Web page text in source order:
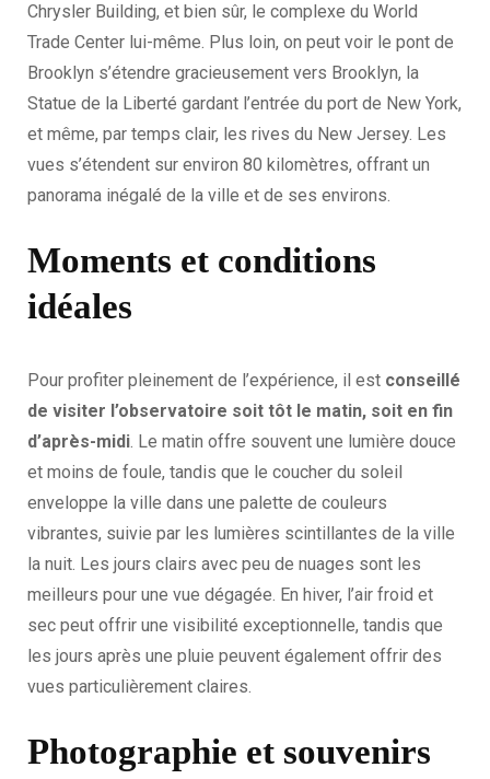
Chrysler Building, et bien sûr, le complexe du World
Trade Center lui-même. Plus loin, on peut voir le pont de
Brooklyn s’étendre gracieusement vers Brooklyn, la
Statue de la Liberté gardant l’entrée du port de New York,
et même, par temps clair, les rives du New Jersey. Les
vues s’étendent sur environ 80 kilomètres, offrant un
panorama inégalé de la ville et de ses environs.
Moments et conditions
idéales
Pour profiter pleinement de l’expérience, il est conseillé
de visiter l’observatoire soit tôt le matin, soit en fin
d’après-midi. Le matin offre souvent une lumière douce
et moins de foule, tandis que le coucher du soleil
enveloppe la ville dans une palette de couleurs
vibrantes, suivie par les lumières scintillantes de la ville
la nuit. Les jours clairs avec peu de nuages sont les
meilleurs pour une vue dégagée. En hiver, l’air froid et
sec peut offrir une visibilité exceptionnelle, tandis que
les jours après une pluie peuvent également offrir des
vues particulièrement claires.
Photographie et souvenirs